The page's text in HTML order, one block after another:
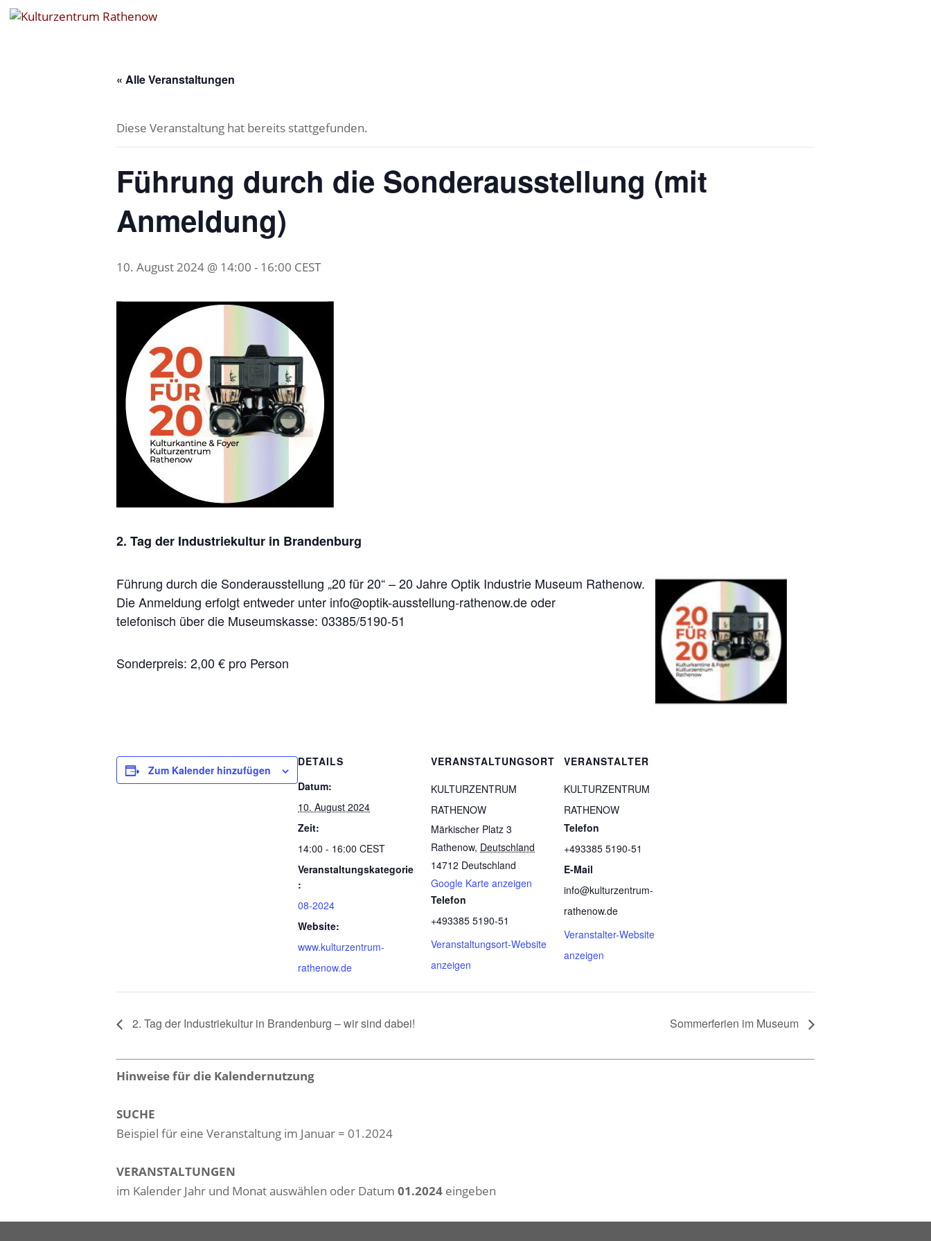
« Alle Veranstaltungen
Diese Veranstaltung hat bereits stattgefunden.
Führung durch die Sonderausstellung (mit
Anmeldung)
10. August 2024 @ 14:00 - 16:00 CEST
2. Tag der Industriekultur in Brandenburg
Führung durch die Sonderausstellung „20 für 20“ – 20 Jahre Optik Industrie Museum Rathenow.
Die Anmeldung erfolgt entweder unter info@optik-ausstellung-rathenow.de oder
telefonisch über die Museumskasse: 03385/5190-51
Sonderpreis: 2,00 € pro Person
Zum Kalender hinzufügen
DETAILS
Datum:
10. August 2024
Zeit:
14:00 - 16:00 CEST
Veranstaltungskategorie
:
08-2024
Website:
www.kulturzentrum-
rathenow.de
VERANSTALTUNGSORT
KULTURZENTRUM
RATHENOW
Märkischer Platz 3
Rathenow, Deutschland
14712 Deutschland
Google Karte anzeigen
Telefon
+493385 5190-51
Veranstaltungsort-Website
anzeigen
VERANSTALTER
KULTURZENTRUM
RATHENOW
Telefon
+493385 5190-51
E-Mail
info@kulturzentrum-
rathenow.de
Veranstalter-Website
anzeigen
2. Tag der Industriekultur in Brandenburg – wir sind dabei! Sommerferien im Museum
Hinweise für die Kalendernutzung
SUCHE
Beispiel für eine Veranstaltung im Januar = 01.2024
VERANSTALTUNGEN
im Kalender Jahr und Monat auswählen oder Datum 01.2024 eingeben